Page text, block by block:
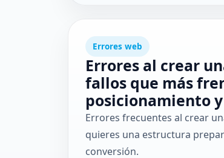
Errores web
Errores al crear
fallos que más
posicionamiento
Errores frecuentes al crear
quieres una estructura
conversión.